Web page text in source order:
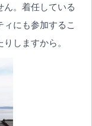
ん。着任している
にも参加するこ
しますから。